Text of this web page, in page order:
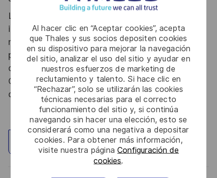
Al hacer clic en “Aceptar cookies”, acepta
que Thales y sus socios depositen cookies
en su dispositivo para mejorar la navegación
del sitio, analizar el uso del sitio y ayudar en
nuestros esfuerzos de marketing de
reclutamiento y talento. Si hace clic en
“Rechazar”, solo se utilizarán las cookies
técnicas necesarias para el correcto
funcionamiento del sitio y, si continúa
navegando sin hacer una elección, esto se
considerará como una negativa a depositar
cookies. Para obtener más información,
visite nuestra páginaConfiguración de
cookies.
Le poste pouvant nécessiter d'accéder à des
informations relevant du secret de la défense
nationale, la personne retenue fera l'objet d'une
procédure d’habilitation, conformément aux
dispositions des articles R.2311-1 et suivants du
Code de la défense et de l’IGI 1300 SGDSN/PSE
du 09 août 2021.
Explorar ubicación